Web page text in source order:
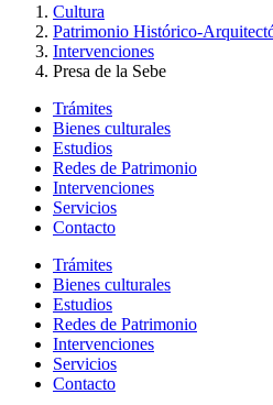
Cultura
Patrimonio Histórico-
Intervenciones
Presa de la Sebe
Trámites
Bienes culturales
Estudios
Redes de Patrimonio
Intervenciones
Servicios
Contacto
Trámites
Bienes culturales
Estudios
Redes de Patrimonio
Intervenciones
Servicios
Contacto